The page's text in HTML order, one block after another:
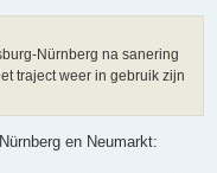
Nürnberg na sanering
traject weer in gebruik zijn
en Neumarkt: